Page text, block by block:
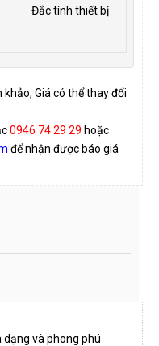
Đắc tính thiết bị
Giá có thể thay đổi
0946 74 29 29 hoặc
để nhận được báo giá
dạng và phong phú